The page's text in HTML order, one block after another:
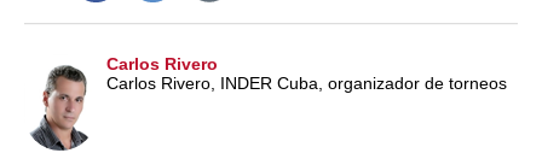
Carlos Rivero
Carlos Rivero, INDER Cuba, organizador de torneos